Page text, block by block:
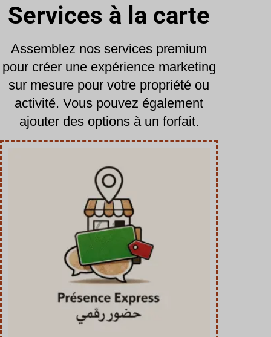
Services à la carte
Assemblez nos services premium
pour créer une expérience marketing
sur mesure pour votre propriété ou
activité. Vous pouvez également
ajouter des options à un forfait.